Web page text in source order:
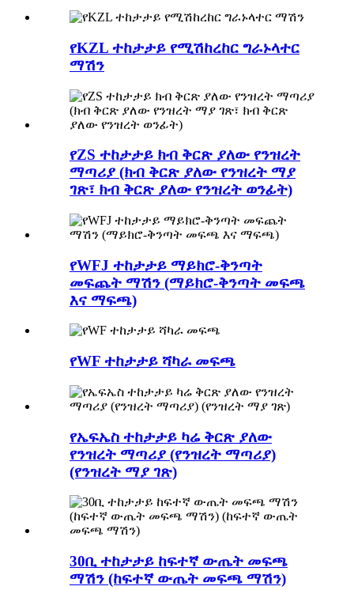
የKZL ተከታታይ የሚሽከረከር ግራኑላተር
ማሽን
የZS ተከታታይ ክብ ቅርጽ ያለው የንዝረት
ማጣሪያ (ክብ ቅርጽ ያለው የንዝረት ማያ
ገጽ፣ ክብ ቅርጽ ያለው የንዝረት ወንፊት)
የWFJ ተከታታይ ማይክሮ-ቅንጣት
መፍጨት ማሽን (ማይክሮ-ቅንጣት መፍጫ
እና ማፍጫ)
የWF ተከታታይ ሻካራ መፍጫ
የኤፍኤስ ተከታታይ ካሬ ቅርጽ ያለው
የንዝረት ማጣሪያ (የንዝረት ማጣሪያ)
(የንዝረት ማያ ገጽ)
30ቢ ተከታታይ ከፍተኛ ውጤት መፍጫ
ማሽን (ከፍተኛ ውጤት መፍጫ ማሽን)